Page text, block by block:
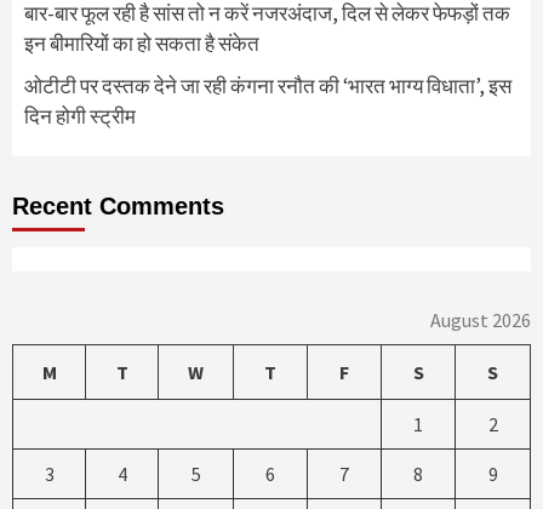
बार-बार फूल रही है सांस तो न करें नजरअंदाज, दिल से लेकर फेफड़ों तक
इन बीमारियों का हो सकता है संकेत
ओटीटी पर दस्तक देने जा रही कंगना रनौत की ‘भारत भाग्य विधाता’, इस
दिन होगी स्ट्रीम
Recent Comments
August 2026
M T W T F S S
1 2
3 4 5 6 7 8 9